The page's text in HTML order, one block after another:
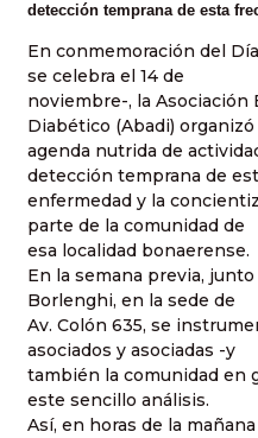
detección temprana de esta
En conmemoración del
se celebra el 14 de
noviembre-, la Asociación
Diabético (Abadi) organizó
agenda nutrida de
detección temprana de
enfermedad y la
parte de la comunidad de
esa localidad bonaerense.
En la semana previa,
Borlenghi, en la sede de
Av. Colón 635, se
asociados y asociadas -y
también la comunidad en
este sencillo análisis.
Así, en horas de la